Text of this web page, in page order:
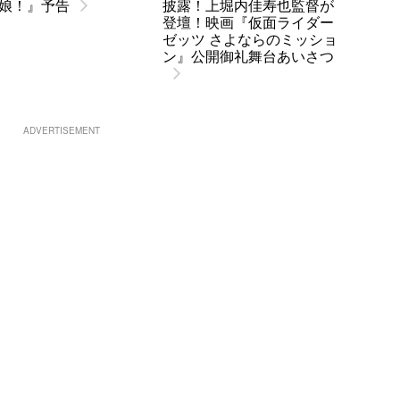
！』予告
披露！上堀内佳寿也監督が
登壇！映画『仮面ライダー
ゼッツ さよならのミッショ
ン』公開御礼舞台あいさつ
ADVERTISEMENT